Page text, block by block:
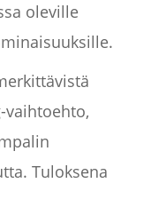
oleville
vaihtoehto,
Tuloksena